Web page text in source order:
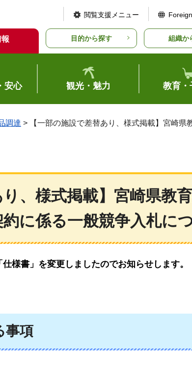
閲覧支援メニュー
目的から探す 組織か
安心 観光・魅力 教育・
調達 > 【一部の施設で差替あり、様式掲載】宮崎県
り、様式掲載】宮崎県教
に係る一般競争入札に
様書」を変更しましたのでお知らせします。
事項